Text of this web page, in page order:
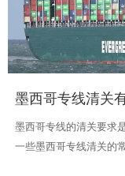
墨西哥专线清关
墨西哥专线的清关要求
一些墨西哥专线清关的